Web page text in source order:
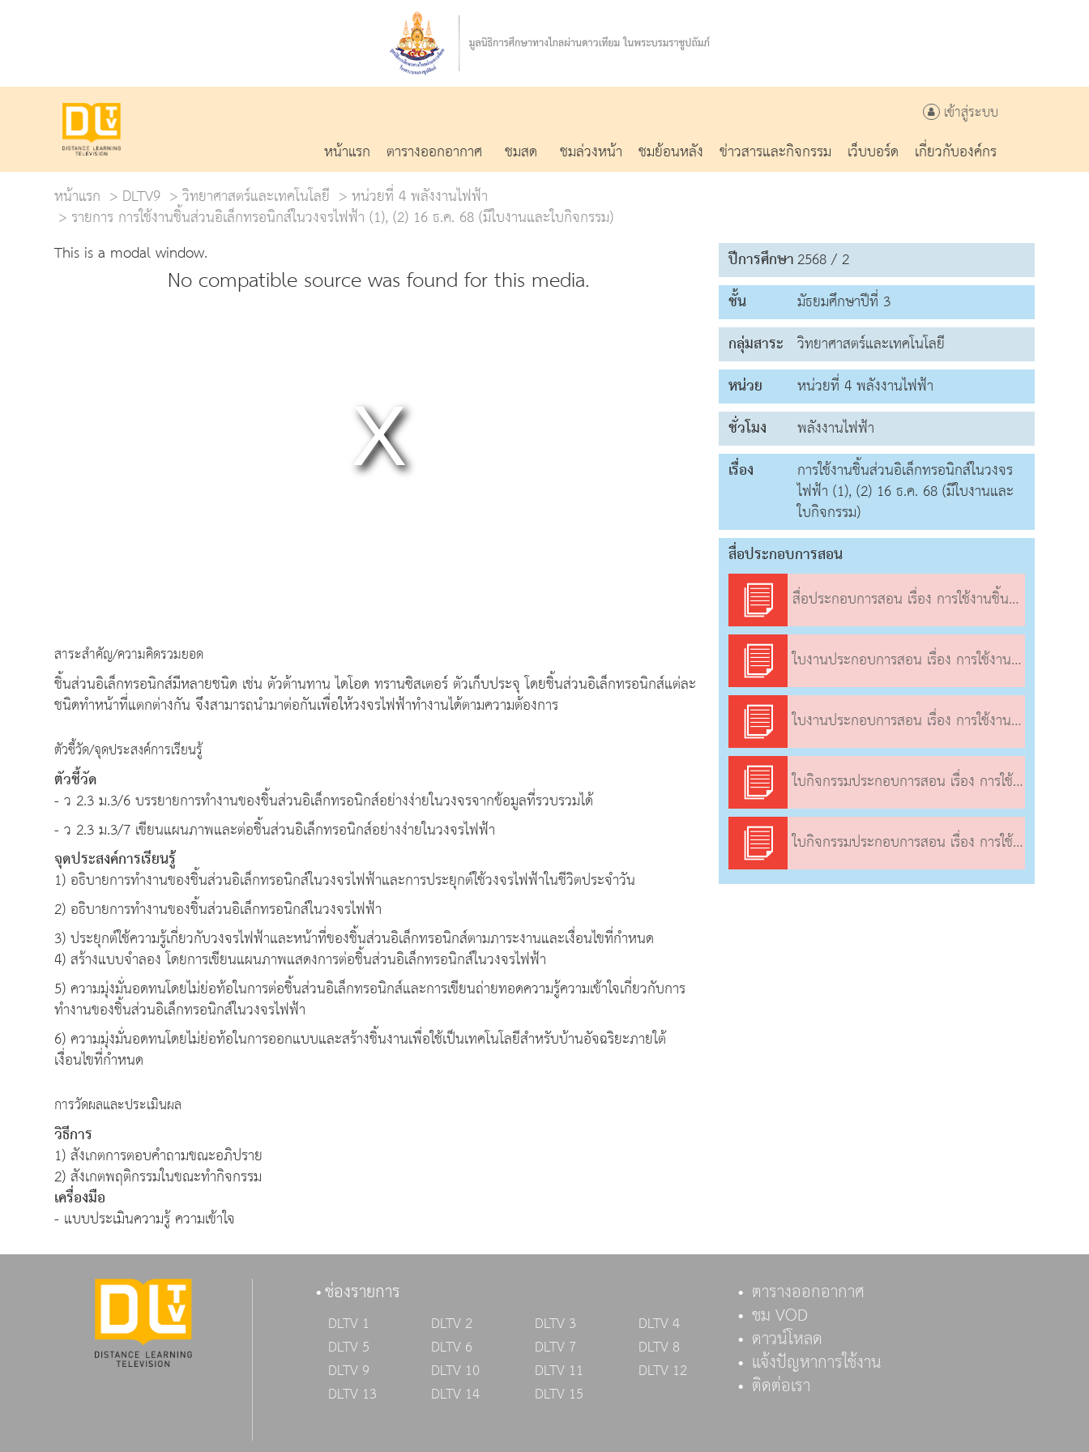
เข้าสู่ระบบ
หน้าแรก ตารางออกอากาศ ชมสด ชมล่วงหน้า ชมย้อนหลัง ข่าวสารและกิจกรรม เว็บบอร์ด
เกี่ยวกับองค์กร
หน้าแรก
DLTV9 วิทยาศาสตร์และเทคโนโลยี หน่วยที่ 4 พลังงานไฟฟ้า
รายการ การใช้งานชิ้นส่วนอิเล็กทรอนิกส์ในวงจรไฟฟ้า (1), (2) 16 ธ.ค. 68 (มีใบงานและใบกิจกรรม)
This is a modal window.
No compatible source was found for this media.
สาระสำคัญ/ความคิดรวมยอด
ชิ้นส่วนอิเล็กทรอนิกส์มีหลายชนิด เช่น ตัวต้านทาน ไดโอด ทรานซิสเตอร์ ตัวเก็บประจุ โดยชิ้นส่วนอิเล็กทรอนิกส์แต่ละ
ชนิดทำหน้าที่แตกต่างกัน จึงสามารถนำมาต่อกันเพื่อให้วงจรไฟฟ้าทำงานได้ตามความต้องการ
ตัวชี้วัด/จุดประสงค์การเรียนรู้
ตัวชี้วัด
- ว 2.3 ม.3/6 บรรยายการทำงานของชิ้นส่วนอิเล็กทรอนิกส์อย่างง่ายในวงจรจากข้อมูลที่รวบรวมได้
- ว 2.3 ม.3/7 เขียนแผนภาพและต่อชิ้นส่วนอิเล็กทรอนิกส์อย่างง่ายในวงจรไฟฟ้า
จุดประสงค์การเรียนรู้
1) อธิบายการทำงานของชิ้นส่วนอิเล็กทรอนิกส์ในวงจรไฟฟ้าและการประยุกต์ใช้วงจรไฟฟ้าในชีวิตประจำวัน
2) อธิบายการทำงานของชิ้นส่วนอิเล็กทรอนิกส์ในวงจรไฟฟ้า
3) ประยุกต์ใช้ความรู้เกี่ยวกับวงจรไฟฟ้าและหน้าที่ของชิ้นส่วนอิเล็กทรอนิกส์ตามภาระงานและเงื่อนไขที่กำหนด
4) สร้างแบบจำลอง โดยการเขียนแผนภาพแสดงการต่อชิ้นส่วนอิเล็กทรอนิกส์ในวงจรไฟฟ้า
5) ความมุ่งมั่นอดทนโดยไม่ย่อท้อในการต่อชิ้นส่วนอิเล็กทรอนิกส์และการเขียนถ่ายทอดความรู้ความเข้าใจเกี่ยวกับการ
ทำงานของชิ้นส่วนอิเล็กทรอนิกส์ในวงจรไฟฟ้า
6) ความมุ่งมั่นอดทนโดยไม่ย่อท้อในการออกแบบและสร้างชิ้นงานเพื่อใช้เป็นเทคโนโลยีสำหรับบ้านอัจฉริยะภายใต้
เงื่อนไขที่กำหนด
การวัดผลและประเมินผล
วิธีการ
1) สังเกตการตอบคำถามขณะอภิปราย
2) สังเกตพฤติกรรมในขณะทำกิจกรรม
เครื่องมือ
- แบบประเมินความรู้ ความเข้าใจ
ปีการศึกษา2568 / 2
ชั้น
มัธยมศึกษาปีที่ 3
กลุ่มสาระ วิทยาศาสตร์และเทคโนโลยี
หน่วย
หน่วยที่ 4 พลังงานไฟฟ้า
ชั่วโมง
พลังงานไฟฟ้า
เรื่อง
การใช้งานชิ้นส่วนอิเล็กทรอนิกส์ในวงจร
ไฟฟ้า (1), (2) 16 ธ.ค. 68 (มีใบงานและ
ใบกิจกรรม)
สื่อประกอบการสอน
สื่อประกอบการสอน เรื่อง การใช้งานชิ้นส่วนอิเล็กทรอนิกส์ในวงจรไฟฟ้า (1), (2)
ใบงานประกอบการสอน เรื่อง การใช้งานชิ้นส่วนอิเล็กทรอนิกส์ในวงจรไฟฟ้า (1), (2)
ใบงานประกอบการสอน เรื่อง การใช้งานชิ้นส่วนอิเล็กทรอนิกส์ในวงจรไฟฟ้า (1), (2)
ใบกิจกรรมประกอบการสอน เรื่อง การใช้งานชิ้นส่วนอิเล็กทรอนิกส์ในวงจรไฟฟ้า (1), (2)
ใบกิจกรรมประกอบการสอน เรื่อง การใช้งานชิ้นส่วนอิเล็กทรอนิกส์ในวงจรไฟฟ้า (1), (2)
ช่องรายการ
DLTV 1 DLTV 2 DLTV 3
DLTV 4
DLTV 5
DLTV 6 DLTV 7
DLTV 8
DLTV 9
DLTV 10 DLTV 11
DLTV 12
DLTV 13
DLTV 14 DLTV 15
ตารางออกอากาศ
ชม VOD
ดาวน์โหลด
แจ้งปัญหาการใช้งาน
ติดต่อเรา